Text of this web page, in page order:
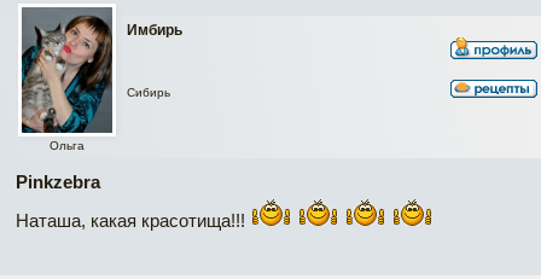
Имбирь
Ольга
Сибирь
Pinkzebra
Наташа, какая красотища!!!